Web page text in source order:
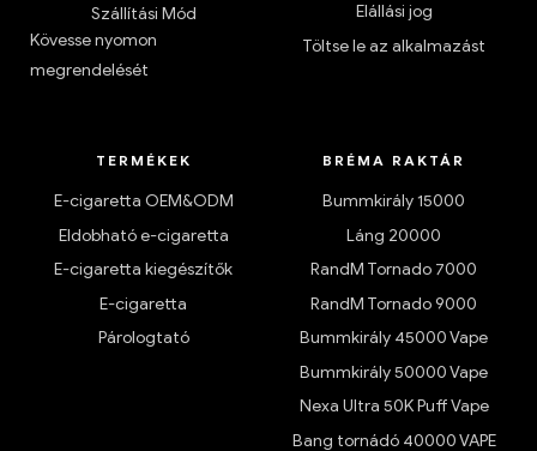
Szállítási Mód
Kövesse nyomon
megrendelését
Elállási jog
Töltse le az alkalmazást
TERMÉKEK
E-cigaretta OEM&ODM
Eldobható e-cigaretta
E-cigaretta kiegészítők
E-cigaretta
Párologtató
BRÉMA RAKTÁR
Bummkirály 15000
Láng 20000
RandM Tornado 7000
RandM Tornado 9000
Bummkirály 45000 Vape
Bummkirály 50000 Vape
Nexa Ultra 50K Puff Vape
Bang tornádó 40000 VAPE